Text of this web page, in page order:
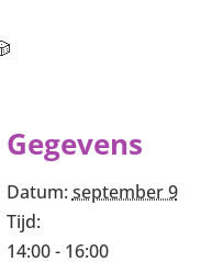
Gegevens
Datum: september 9
Tijd:
14:00 - 16:00